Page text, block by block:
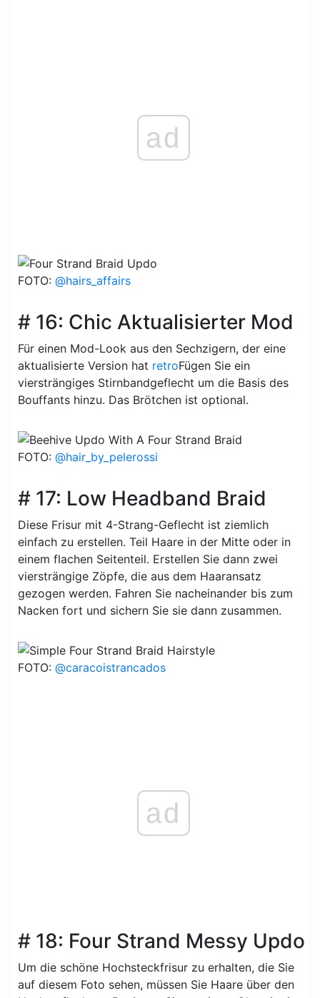
ad
FOTO: @hairs_affairs
# 16: Chic Aktualisierter Mod
Für einen Mod-Look aus den Sechzigern, der eine
aktualisierte Version hat retroFügen Sie ein
viersträngiges Stirnbandgeflecht um die Basis des
Bouffants hinzu. Das Brötchen ist optional.
FOTO: @hair_by_pelerossi
# 17: Low Headband Braid
Diese Frisur mit 4-Strang-Geflecht ist ziemlich
einfach zu erstellen. Teil Haare in der Mitte oder in
einem flachen Seitenteil. Erstellen Sie dann zwei
viersträngige Zöpfe, die aus dem Haaransatz
gezogen werden. Fahren Sie nacheinander bis zum
Nacken fort und sichern Sie sie dann zusammen.
FOTO: @caracoistrancados
ad
# 18: Four Strand Messy Updo
Um die schöne Hochsteckfrisur zu erhalten, die Sie
auf diesem Foto sehen, müssen Sie Haare über den